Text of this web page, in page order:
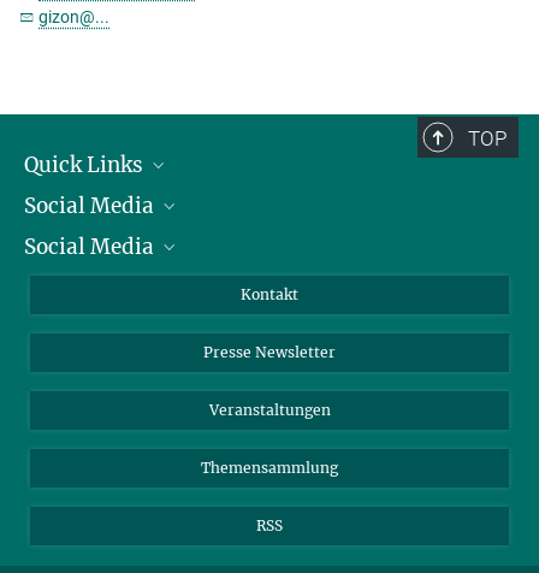
gizon@...
TOP
Quick Links
Präsident
Zahlen und Fakten
Meldestelle Fehlverhalten
Social Media
Bluesky
Social Media
YouTube
Kontakt
Presse Newsletter
Veranstaltungen
Themensammlung
RSS